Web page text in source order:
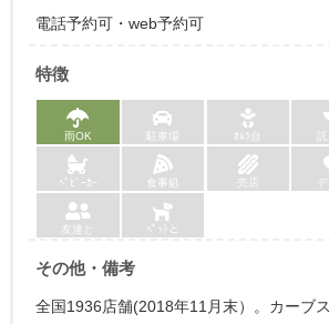
電話予約可・web予約可
特徴
雨OK 駐車場 ｵﾑﾂ台
ﾍﾞﾋﾞｰｶｰ 食事処 売店
友達と ﾍﾟｯﾄと
その他・備考
全国1936店舗(2018年11月末）。カーブ